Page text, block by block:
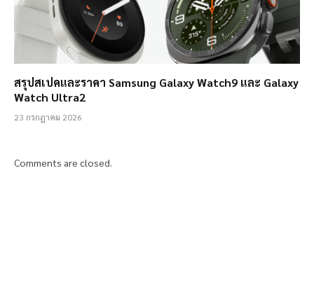
สรุปสเปคและราคา Samsung Galaxy Watch9 และ Galaxy
Watch Ultra2
23 กรกฎาคม 2026
Comments are closed.